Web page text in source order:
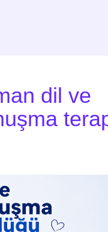
dil ve